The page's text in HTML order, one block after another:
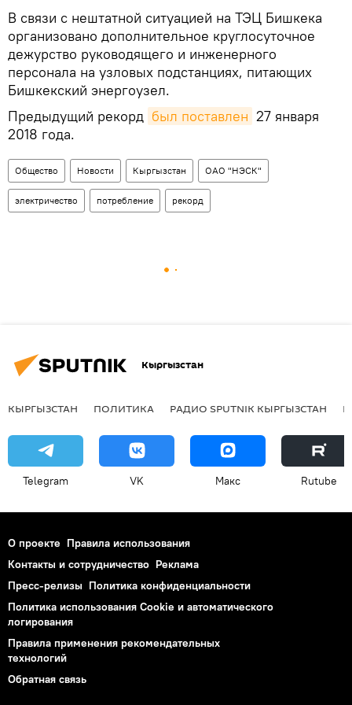
В связи с нештатной ситуацией на ТЭЦ Бишкека
организовано дополнительное круглосуточное
дежурство руководящего и инженерного
персонала на узловых подстанциях, питающих
Бишкекский энергоузел.
Предыдущий рекорд был поставлен 27 января
2018 года.
Общество Новости Кыргызстан ОАО "НЭСК"
электричество потребление рекорд
Кыргызстан
КЫРГЫЗСТАН ПОЛИТИКА РАДИО SPUTNIK КЫРГЫЗСТАН
Telegram VK Макс Rutube
О проекте Правила использования
Контакты и сотрудничество Реклама
Пресс-релизы Политика конфиденциальности
Политика использования Cookie и автоматического
логирования
Правила применения рекомендательных
технологий
Обратная связь